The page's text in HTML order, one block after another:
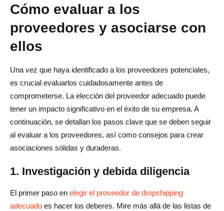
Cómo evaluar a los
proveedores y asociarse con
ellos
Una vez que haya identificado a los proveedores potenciales,
es crucial evaluarlos cuidadosamente antes de
comprometerse. La elección del proveedor adecuado puede
tener un impacto significativo en el éxito de su empresa. A
continuación, se detallan los pasos clave que se deben seguir
al evaluar a los proveedores, así como consejos para crear
asociaciones sólidas y duraderas.
1. Investigación y debida diligencia
El primer paso en elegir el proveedor de dropshipping
adecuado es hacer los deberes. Mire más allá de las listas de